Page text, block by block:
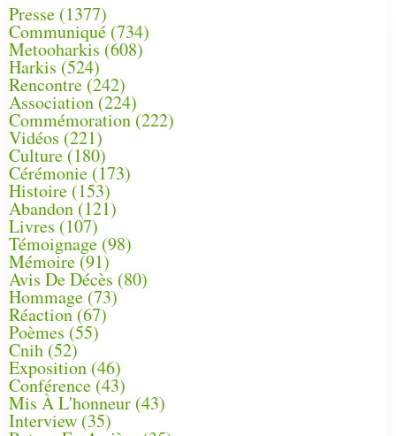
Presse (1377)
Communiqué (734)
Metooharkis (608)
Harkis (524)
Rencontre (242)
Association (224)
Commémoration(222)
Vidéos (221)
Culture(180)
Cérémonie (173)
Histoire (153)
Abandon(121)
Livres (107)
Témoignage (98)
Mémoire (91)
Avis De Décès (80)
Hommage (73)
Réaction(67)
Poèmes (55)
Cnih (52)
Exposition (46)
Conférence(43)
Mis À L'honneur (43)
Interview (35)